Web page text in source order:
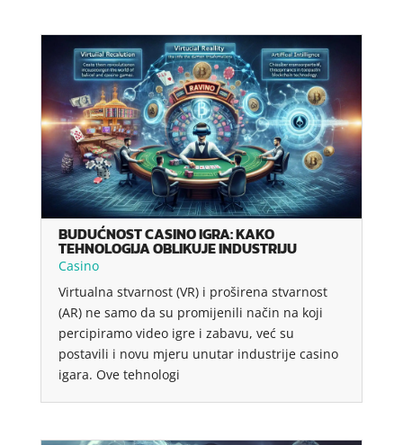
BUDUĆNOST CASINO IGRA: KAKO
TEHNOLOGIJA OBLIKUJE INDUSTRIJU
Casino
Virtualna stvarnost (VR) i proširena stvarnost
(AR) ne samo da su promijenili način na koji
percipiramo video igre i zabavu, već su
postavili i novu mjeru unutar industrije casino
igara. Ove tehnologi